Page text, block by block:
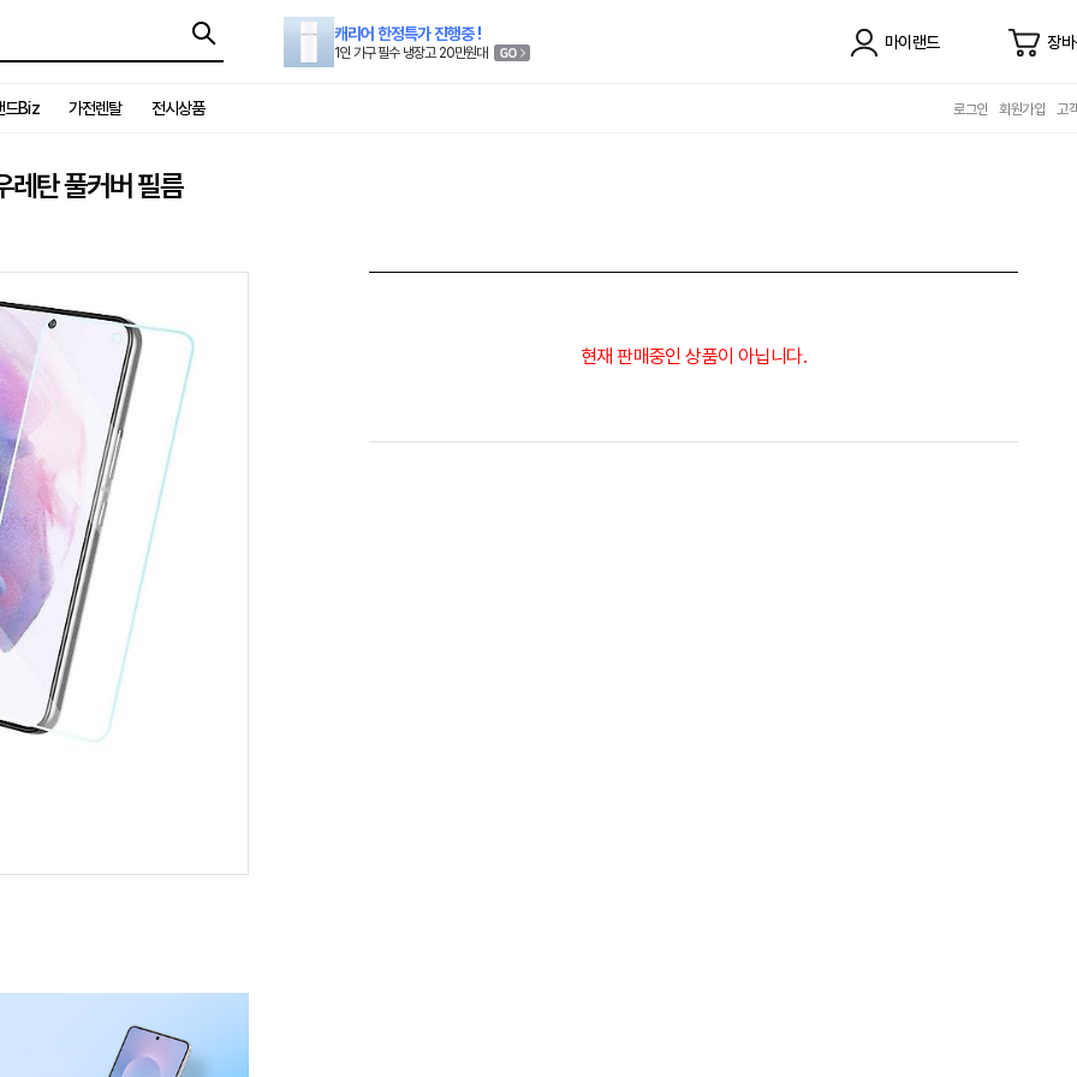
캐리어 한정특가 진행중 !
1인 가구 필수 냉장고 20만원대
마이랜드 장
드Biz 가전렌탈 전시상품 로그인 회원가입 고
레탄 풀커버 필름
현재 판매중인 상품이 아닙니다.